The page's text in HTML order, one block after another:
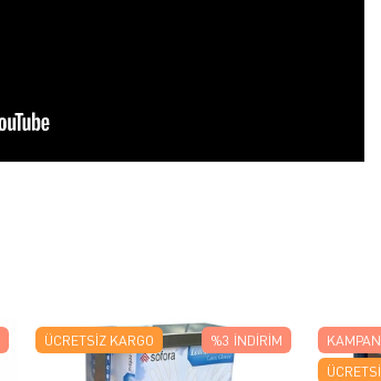
ÜCRETSIZ KARGO %3 İNDIRIM